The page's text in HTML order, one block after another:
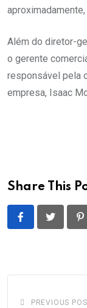
Além do diretor-
o gerente
responsável pela
empresa, Isaac
Share This
PREVIOUS